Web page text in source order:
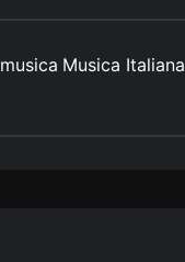
musica Musica Italiana